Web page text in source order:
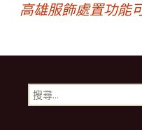
章
導
覽
高雄服飾處置功能
搜
尋